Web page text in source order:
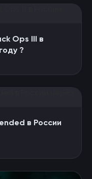
Ops III в
?
в России